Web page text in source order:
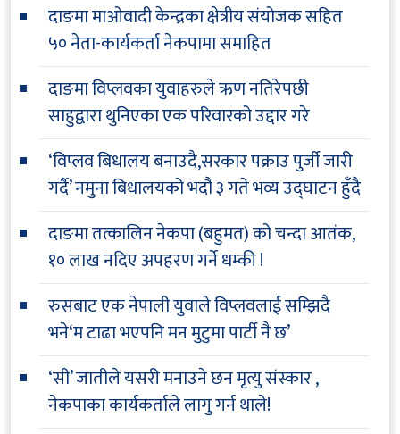
दाङमा माओवादी केन्द्रका क्षेत्रीय संयोजक सहित
५० नेता-कार्यकर्ता नेकपामा समाहित
दाङमा विप्लवका युवाहरुले ऋण नतिरेपछी
साहुद्वारा थुनिएका एक परिवारको उद्दार गरे
‘विप्लव बिधालय बनाउदै,सरकार पक्राउ पुर्जी जारी
गर्दै’ नमुना बिधालयको भदौ ३ गते भव्य उद्घाटन हुँदै
दाङमा तत्कालिन नेकपा (बहुमत) को चन्दा आतंक,
१० लाख नदिए अपहरण गर्ने धम्की !
रुसबाट एक नेपाली युवाले विप्लवलाई सम्झिदै
भने‘म टाढा भएपनि मन मुटुमा पार्टी नै छ’
‘सी’ जातीले यसरी मनाउने छन मृत्यु संस्कार ,
नेकपाका कार्यकर्ताले लागु गर्न थाले!